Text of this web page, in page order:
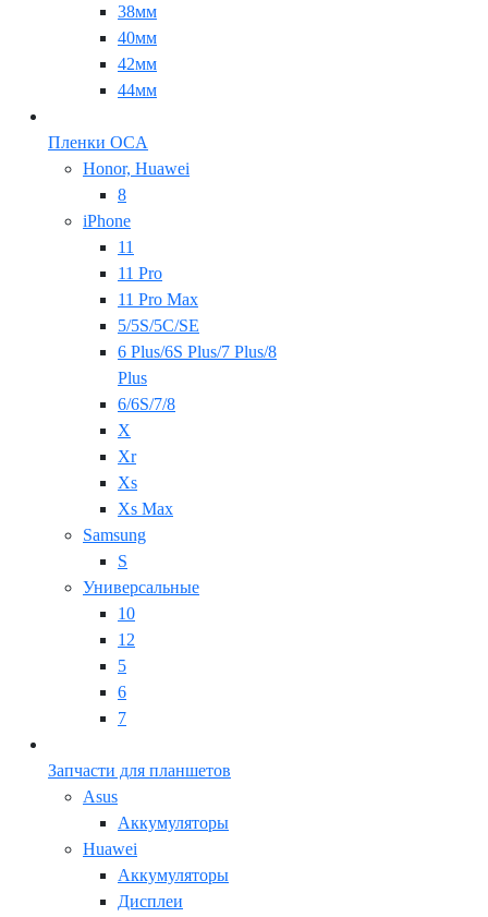
38мм
40мм
42мм
44мм
Пленки OCA
Honor, Huawei
8
iPhone
11
11 Pro
11 Pro Max
5/5S/5C/SE
6 Plus/6S Plus/7 Plus/8
Plus
6/6S/7/8
X
Xr
Xs
Xs Max
Samsung
S
Универсальные
10
12
5
6
7
Запчасти для планшетов
Asus
Аккумуляторы
Huawei
Аккумуляторы
Дисплеи